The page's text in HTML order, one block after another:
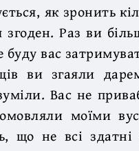
як зронить
Раз ви
вас
ви згаяли
Вас не
моїми
що не всі